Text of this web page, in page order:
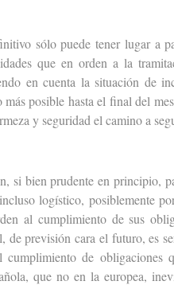
sólo puede tener lugar a
que en orden a la
en cuenta la situación de
posible hasta el final del
y seguridad el camino a
bien prudente en principio,
logístico, posiblemente
al cumplimiento de sus
de previsión cara el futuro, es
cumplimiento de obligaciones
que no en la europea,